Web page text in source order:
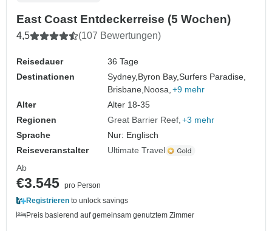
East Coast Entdeckerreise (5 Wochen)
4,5 (107 Bewertungen)
Reisedauer
36 Tage
Destinationen
Sydney,Byron Bay,Surfers Paradise,
Brisbane,Noosa, +9 mehr
Alter
Alter 18-35
Regionen
Great Barrier Reef +3 mehr
Sprache
Nur: Englisch
Reiseveranstalter
Ultimate Travel
Ab
€3.545 pro Person
Registrieren to unlock savings
Preis basierend auf gemeinsam genutztem Zimmer